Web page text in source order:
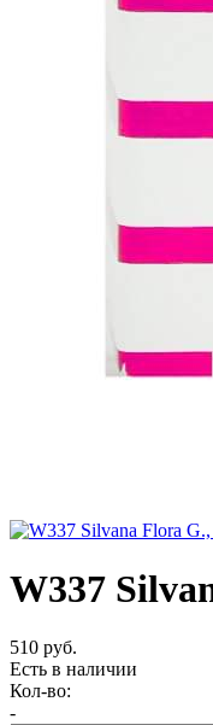
W337
510 руб.
Есть в наличии
Кол-во:
-